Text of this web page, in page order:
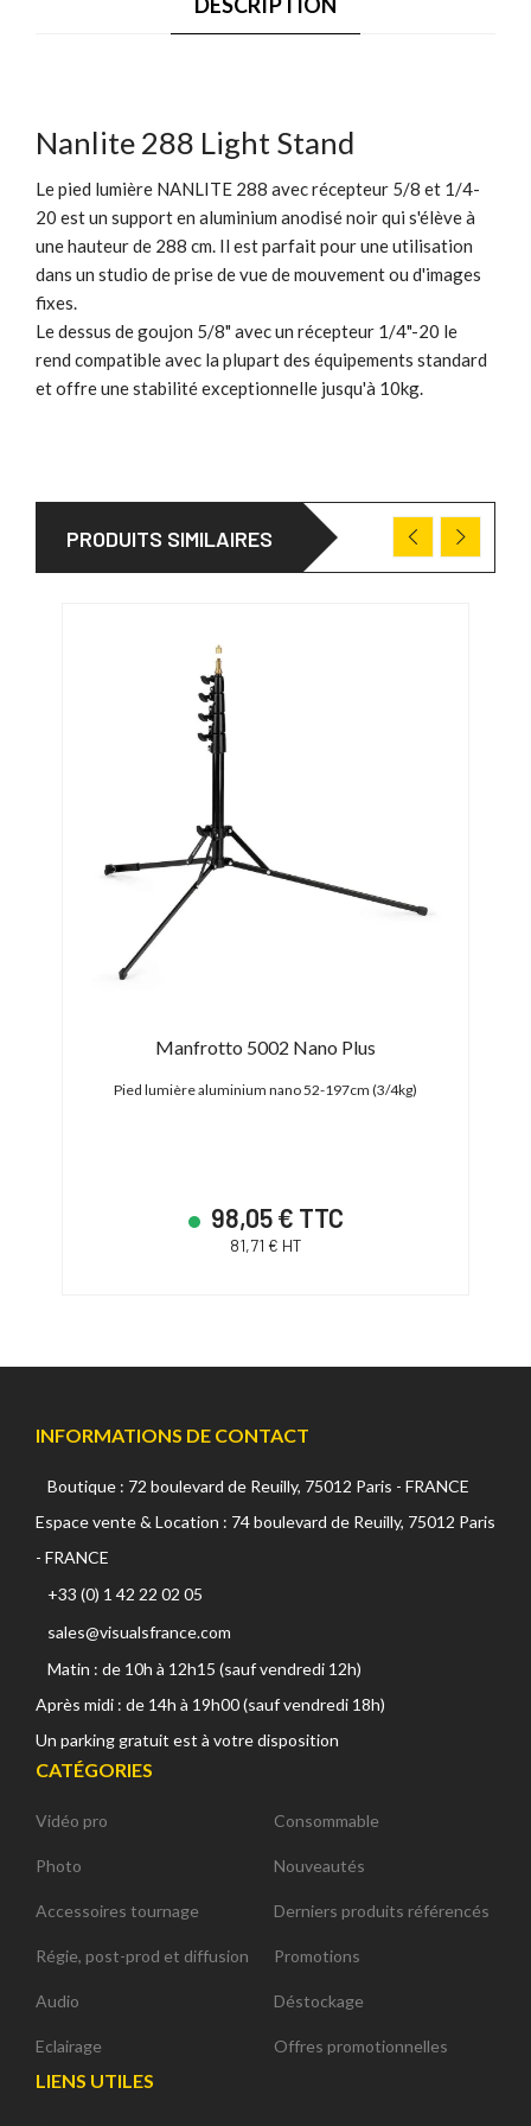
Nanlite 288 Light Stand
Le pied lumière NANLITE 288 avec récepteur 5/8 et 1/4-
20 est un support en aluminium anodisé noir qui s'élève à
une hauteur de 288 cm. Il est parfait pour une utilisation
dans un studio de prise de vue de mouvement ou d'images
fixes.
Le dessus de goujon 5/8" avec un récepteur 1/4"-20 le
rend compatible avec la plupart des équipements standard
et offre une stabilité exceptionnelle jusqu'à 10kg.
PRODUITS SIMILAIRES
Manfrotto 5002 Nano Plus
Pied lumière aluminium nano 52-197cm (3/4kg)
98,05 € TTC
81,71 € HT
INFORMATIONS DE CONTACT
Boutique : 72 boulevard de Reuilly, 75012 Paris - FRANCE
Espace vente & Location : 74 boulevard de Reuilly, 75012 Paris
- FRANCE
+33 (0) 1 42 22 02 05
sales@visualsfrance.com
Matin : de 10h à 12h15 (sauf vendredi 12h)
Après midi : de 14h à 19h00 (sauf vendredi 18h)
Un parking gratuit est à votre disposition
CATÉGORIES
Vidéo pro
Photo
Accessoires tournage
Régie, post-prod et diffusion
Audio
Eclairage
Consommable
Nouveautés
Derniers produits référencés
Promotions
Déstockage
Offres promotionnelles
LIENS UTILES